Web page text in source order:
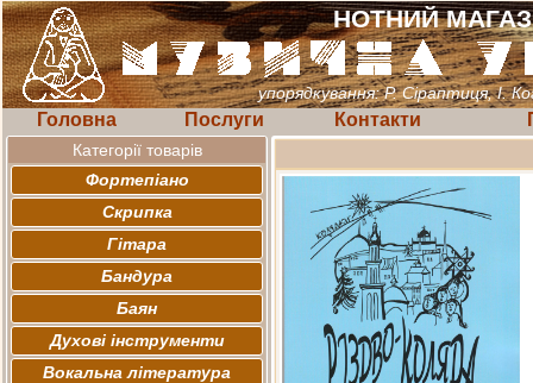
НОТНИЙ
упорядкування: Р. Сіраптиця, І.
Головна Послуги Контакти
Категорії товарів
Фортепіано
Скрипка
Гітара
Бандура
Баян
Духові інструменти
Вокальна література